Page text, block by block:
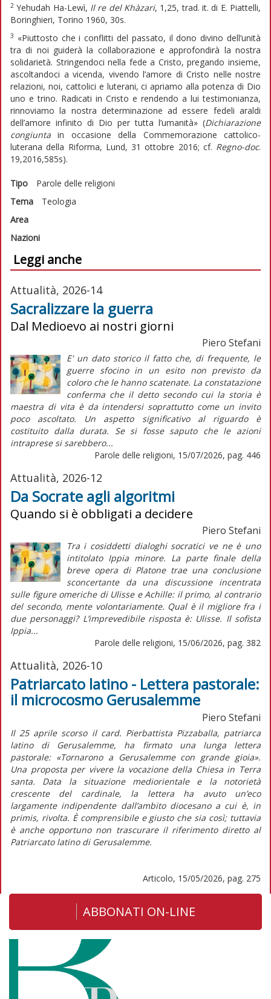
2 Yehudah Ha-Lewì, Il re del Khàzari, 1,25, trad. it. di E. Piattelli,
Boringhieri, Torino 1960, 30s.
3 «Piuttosto che i conflitti del passato, il dono divino dell’unità
tra di noi guiderà la collaborazione e approfondirà la nostra
solidarietà. Stringendoci nella fede a Cristo, pregando insieme,
ascoltandoci a vicenda, vivendo l’amore di Cristo nelle nostre
relazioni, noi, cattolici e luterani, ci apriamo alla potenza di Dio
uno e trino. Radicati in Cristo e rendendo a lui testimonianza,
rinnoviamo la nostra determinazione ad essere fedeli araldi
dell’amore infinito di Dio per tutta l’umanità» (Dichiarazione
congiunta in occasione della Commemorazione cattolico-
luterana della Riforma, Lund, 31 ottobre 2016; cf. Regno-doc.
19,2016,585s).
Tipo
Parole delle religioni
Tema
Teologia
Area
Nazioni
Leggi anche
Attualità, 2026-14
Sacralizzare la guerra
Dal Medioevo ai nostri giorni
Piero Stefani
E' un dato storico il fatto che, di frequente, le
guerre sfocino in un esito non previsto da
coloro che le hanno scatenate. La constatazione
conferma che il detto secondo cui la storia è
maestra di vita è da intendersi soprattutto come un invito
poco ascoltato. Un aspetto significativo al riguardo è
costituito dalla durata. Se si fosse saputo che le azioni
intraprese si sarebbero...
Parole delle religioni, 15/07/2026, pag. 446
Attualità, 2026-12
Da Socrate agli algoritmi
Quando si è obbligati a decidere
Piero Stefani
Tra i cosiddetti dialoghi socratici ve ne è uno
intitolato Ippia minore. La parte finale della
breve opera di Platone trae una conclusione
sconcertante da una discussione incentrata
sulle figure omeriche di Ulisse e Achille: il primo, al contrario
del secondo, mente volontariamente. Qual è il migliore fra i
due personaggi? L’imprevedibile risposta è: Ulisse. Il sofista
Ippia...
Parole delle religioni, 15/06/2026, pag. 382
Attualità, 2026-10
Patriarcato latino - Lettera pastorale:
il microcosmo Gerusalemme
Piero Stefani
Il 25 aprile scorso il card. Pierbattista Pizzaballa, patriarca
latino di Gerusalemme, ha firmato una lunga lettera
pastorale: «Tornarono a Gerusalemme con grande gioia».
Una proposta per vivere la vocazione della Chiesa in Terra
santa. Data la situazione mediorientale e la notorietà
crescente del cardinale, la lettera ha avuto un’eco
largamente indipendente dall’ambito diocesano a cui è, in
primis, rivolta. È comprensibile e giusto che sia così; tuttavia
è anche opportuno non trascurare il riferimento diretto al
Patriarcato latino di Gerusalemme.
Articolo, 15/05/2026, pag. 275
ABBONATI ON-LINE